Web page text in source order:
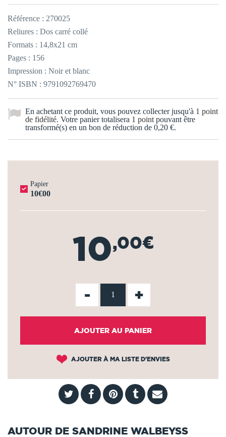
Référence : 270025
Reliures : Dos carré collé
Formats : 14,8x21 cm
Pages : 156
Impression : Noir et blanc
N° ISBN : 9791092769470
En achetant ce produit, vous pouvez collecter jusqu'à 1 point
de fidélité. Votre panier totalisera 1 point pouvant être
transformé(s) en un bon de réduction de 0,20 €.
Papier
10€00
10,00€
- +
AJOUTER AU PANIER
AJOUTER À MA LISTE D'ENVIES
AUTOUR DE SANDRINE WALBEYSS